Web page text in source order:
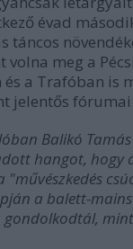
évad
táncos
volna meg a
a Trafóban is
jelentős fórumai.
Balikó
hangot, hogy
"művészkedés
a balett-
gondolkodtál,